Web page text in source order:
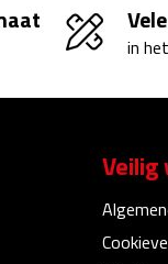
in
Veilig